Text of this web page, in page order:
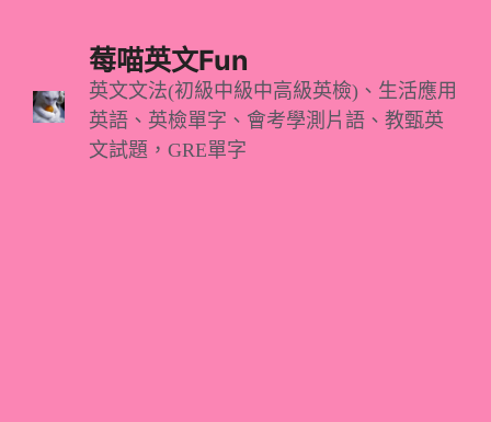
莓喵英文Fun
英文文法(初級中級中高級英檢)、生活應用
英語、英檢單字、會考學測片語、教甄英
文試題，GRE單字